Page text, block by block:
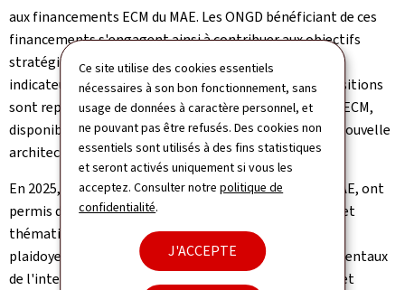
Ce site utilise des cookies essentiels
nécessaires à son bon fonctionnement, sans
usage de données à caractère personnel, et
ne pouvant pas être refusés. Des cookies non
essentiels sont utilisés à des fins statistiques
et seront activés uniquement si vous les
acceptez. Consulter notrepolitique de
confidentialité.
J'ACCEPTE
aux financements ECM du MAE. Les ONGD bénéficiant de ces
financements s'engagent ainsi à contribuer aux objectifs
stratégiques communs du secteur et à alimenter les
indicateurs d'impact définis collectivement. Ces dispositions
sont reprises dans les nouvelles Conditions générales ECM,
disponibles sur le site du MAE, qui s'inscrivent dans la nouvelle
architecture sectorielle et son cadre de gouvernance.
En 2025, des projets pilotes, financés à 100 % par le MAE, ont
permis d'expérimenter de nouveaux outils, approches et
thématiques. Les projets portaient notamment sur le
plaidoyer politique, les impacts sociaux et environnementaux
de l'intelligence artificielle, ou encore les résistances et